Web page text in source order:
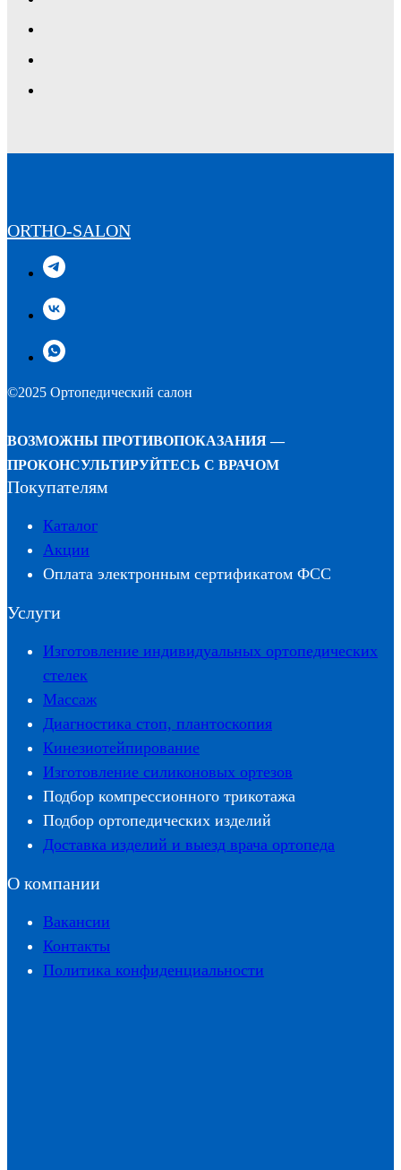
ORTHO-SALON
©2025 Ортопедический салон
ВОЗМОЖНЫ ПРОТИВОПОКАЗАНИЯ —
ПРОКОНСУЛЬТИРУЙТЕСЬ С ВРАЧОМ
Покупателям
Каталог
Акции
Оплата электронным сертификатом ФСС
Услуги
Изготовление индивидуальных ортопедических
стелек
Массаж
Диагностика стоп, плантоскопия
Кинезиотейпирование
Изготовление силиконовых ортезов
Подбор компрессионного трикотажа
Подбор ортопедических изделий
Доставка изделий и выезд врача ортопеда
О компании
Вакансии
Контакты
Политика конфиденциальности